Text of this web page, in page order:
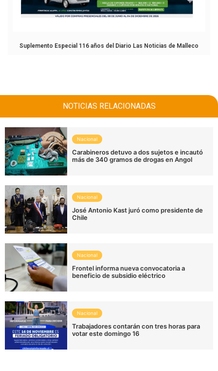
Suplemento Especial 116 años del Diario Las Noticias de Malleco
NOTICIAS RELACIONADAS
Nacional
Carabineros detuvo a dos sujetos e incautó
más de 340 gramos de drogas en Angol
Nacional
José Antonio Kast juró como presidente de
Chile
Nacional
Frontel informa nueva convocatoria a
beneficio de subsidio eléctrico
Nacional
Trabajadores contarán con tres horas para
votar este domingo 16